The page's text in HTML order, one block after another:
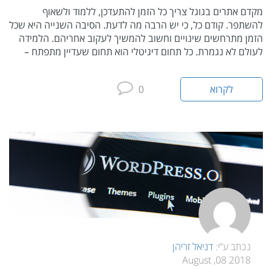
מקדם אתרים בגוגל צריך כל הזמן להתעדכן, ללמוד ולשאוף
להשתפר. קודם כל, כי יש הרבה מה לדעת. הסיבה השנייה היא שכל
הזמן מתרחשים שינויים וחשוב להמשיך לעקוב אחריהם. הלמידה
לעולם לא נגמרת. כל תחום דיגיטלי הוא תחום שעדיין מתפתח –
לקרוא 0
נכתב ע”י: דניאל זריהן
2018 08, August